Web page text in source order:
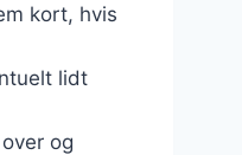
kort, hvis
lidt
og